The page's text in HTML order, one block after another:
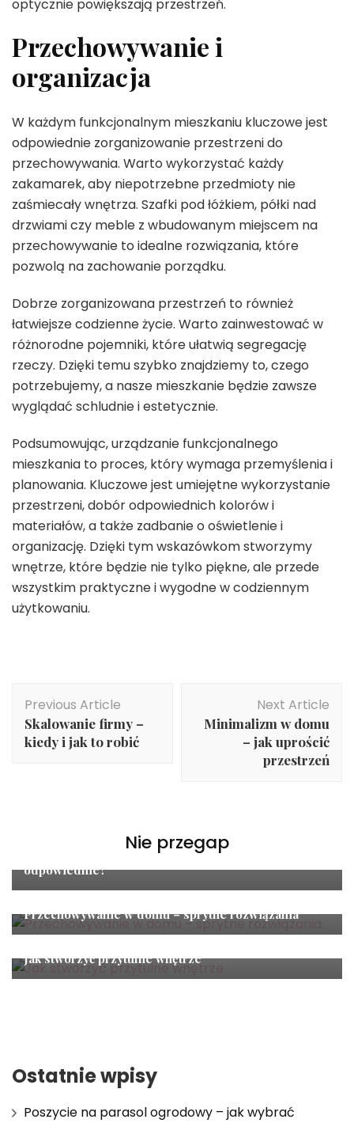
optycznie powiększają przestrzeń.
Przechowywanie i
organizacja
W każdym funkcjonalnym mieszkaniu kluczowe jest
odpowiednie zorganizowanie przestrzeni do
przechowywania. Warto wykorzystać każdy
zakamarek, aby niepotrzebne przedmioty nie
zaśmiecały wnętrza. Szafki pod łóżkiem, półki nad
drzwiami czy meble z wbudowanym miejscem na
przechowywanie to idealne rozwiązania, które
pozwolą na zachowanie porządku.
Dobrze zorganizowana przestrzeń to również
łatwiejsze codzienne życie. Warto zainwestować w
różnorodne pojemniki, które ułatwią segregację
rzeczy. Dzięki temu szybko znajdziemy to, czego
potrzebujemy, a nasze mieszkanie będzie zawsze
wyglądać schludnie i estetycznie.
Podsumowując, urządzanie funkcjonalnego
mieszkania to proces, który wymaga przemyślenia i
planowania. Kluczowe jest umiejętne wykorzystanie
przestrzeni, dobór odpowiednich kolorów i
materiałów, a także zadbanie o oświetlenie i
organizację. Dzięki tym wskazówkom stworzymy
wnętrze, które będzie nie tylko piękne, ale przede
wszystkim praktyczne i wygodne w codziennym
użytkowaniu.
Navigation
Previous Article
Skalowanie firmy –
kiedy i jak to robić
Next Article
Minimalizm w domu
– jak uprościć
przestrzeń
Nie przegap
Poszycie na parasol ogrodowy – jak wybrać
odpowiednie?
Dom
Przechowywanie w domu – sprytne rozwiązania
Dom
Jak stworzyć przytulne wnętrze
Ostatnie wpisy
Poszycie na parasol ogrodowy – jak wybrać